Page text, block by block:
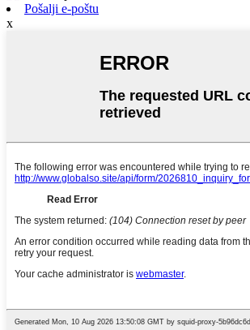
Pošalji e-poštu
x